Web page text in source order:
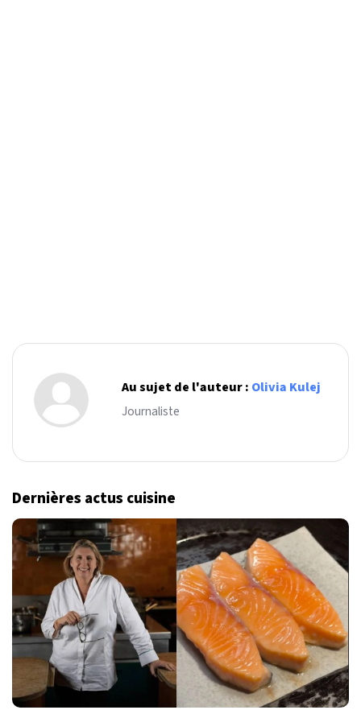
Au sujet de l'auteur : Olivia Kulej
Journaliste
Dernières actus cuisine